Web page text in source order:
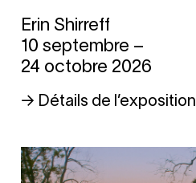
Erin Shirreff
10 septembre –
24 octobre 2026
→ Détails de l’exposition